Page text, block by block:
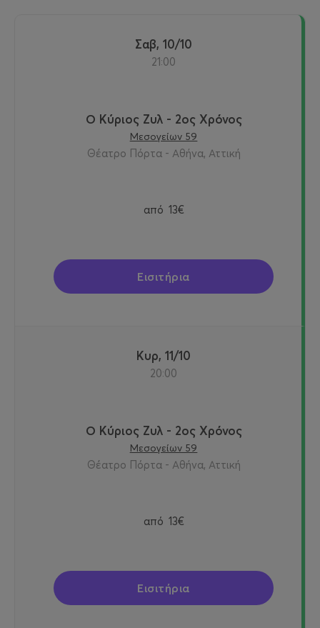
Σαβ, 10/10
21:00
Ο Κύριος Ζυλ - 2ος Χρόνος
Μεσογείων 59
Θέατρο Πόρτα - Αθήνα, Αττική
από 13€
Εισιτήρια
Κυρ, 11/10
20:00
Ο Κύριος Ζυλ - 2ος Χρόνος
Μεσογείων 59
Θέατρο Πόρτα - Αθήνα, Αττική
από 13€
Εισιτήρια